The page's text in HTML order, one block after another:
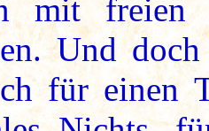
mit freien
Und
für einen